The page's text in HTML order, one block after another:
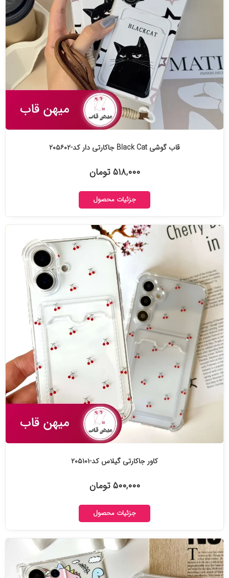
قاب گوشی Black Cat جاکارتی دار کد-۲۰۵۶۰۲
۵۱۸,۰۰۰ تومان
جزئیات محصول
کاور جاکارتی گیلاس کد-۲۰۵۱۰۱
۵۰۰,۰۰۰ تومان
جزئیات محصول